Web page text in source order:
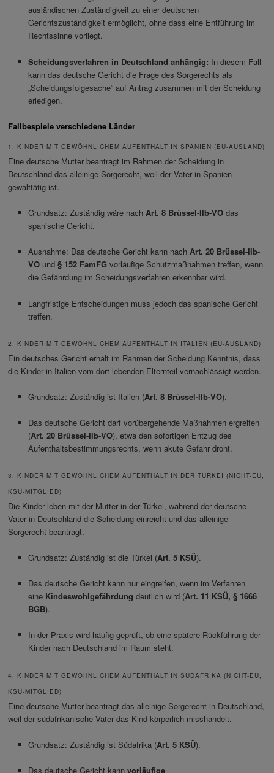
ausländischen Zuständigkeit zu einer deutschen
Gerichtszuständigkeit ermöglicht, ohne dass eine Entführung im
Rechtssinne vorliegt.
Scheidungsverfahren in Deutschland anhängig: In diesem Fall
kann das deutsche Gericht die Frage des Sorgerechts als
„Scheidungsfolgesache“ auf Antrag zusammen mit der Scheidung
erledigen.
Fallbespiele verschiedene Länder
1. KINDER MIT GEWÖHNLICHEM AUFENTHALT IN SPANIEN (EU-AUSLAND)
Eine deutsche Mutter beantragt im Rahmen der Scheidung in
Deutschland das alleinige Sorgerecht, weil der Vater in Spanien
gewalttätig ist.
Grundsatz: Zuständig wäre nach Art. 8 Brüssel-IIb-VOdas
spanische Gericht.
Ausnahme: Das deutsche Gericht kann nach Art. 20 Brüssel-IIb-
VOund § 152 FamFGvorläufige Schutzmaßnahmen treffen, wenn
die Gefährdung im Scheidungsverfahren erkennbar wird.
Langfristige Entscheidungen muss jedoch das spanische Gericht
treffen.
2. KINDER MIT GEWÖHNLICHEM AUFENTHALT IN ITALIEN (EU-AUSLAND)
Ein deutsches Gericht erhält im Rahmen der Scheidung Kenntnis, dass
die Kinder in Italien vom dort lebenden Elternteil vernachlässigt werden.
Grundsatz: Zuständig ist Italien (Art. 8 Brüssel-IIb-VO).
Das deutsche Gericht darf vorübergehende Maßnahmen ergreifen
(Art. 20 Brüssel-IIb-VO), etwa den sofortigen Entzug des
Aufenthaltsbestimmungsrechts, wenn akute Gefahr droht.
3. KINDER MIT GEWÖHNLICHEM AUFENTHALT IN DER TÜRKEI (NICHT-EU,
KSÜ-MITGLIED)
Die Kinder leben mit der Mutter in der Türkei, während der deutsche
Vater in Deutschland die Scheidung einreicht und das alleinige
Sorgerecht beantragt.
Grundsatz: Zuständig ist die Türkei (Art. 5 KSÜ).
Das deutsche Gericht kann nur eingreifen, wenn im Verfahren
eine Kindeswohlgefährdung deutlich wird (Art. 11 KSÜ, § 1666
BGB).
In der Praxis wird häufig geprüft, ob eine spätere Rückführung der
Kinder nach Deutschland im Raum steht.
4. KINDER MIT GEWÖHNLICHEM AUFENTHALT IN SÜDAFRIKA (NICHT-EU,
KSÜ-MITGLIED)
Eine deutsche Mutter beantragt das alleinige Sorgerecht in Deutschland,
weil der südafrikanische Vater das Kind körperlich misshandelt.
Grundsatz: Zuständig ist Südafrika (Art. 5 KSÜ).
Das deutsche Gericht kann vorläufige